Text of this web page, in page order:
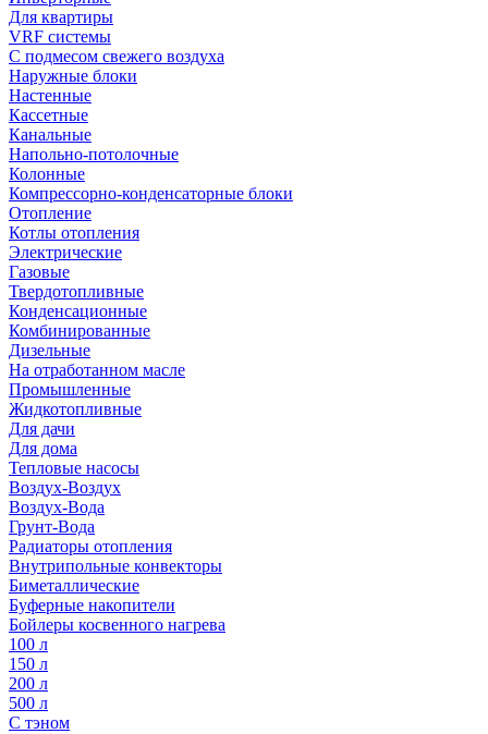
Для квартиры
VRF системы
С подмесом свежего воздуха
Наружные блоки
Настенные
Кассетные
Канальные
Напольно-потолочные
Колонные
Компрессорно-конденсаторные блоки
Отопление
Котлы отопления
Электрические
Газовые
Твердотопливные
Конденсационные
Комбинированные
Дизельные
На отработанном масле
Промышленные
Жидкотопливные
Для дачи
Для дома
Тепловые насосы
Воздух-Воздух
Воздух-Вода
Грунт-Вода
Радиаторы отопления
Внутрипольные конвекторы
Биметаллические
Буферные накопители
Бойлеры косвенного нагрева
100 л
150 л
200 л
500 л
С тэном